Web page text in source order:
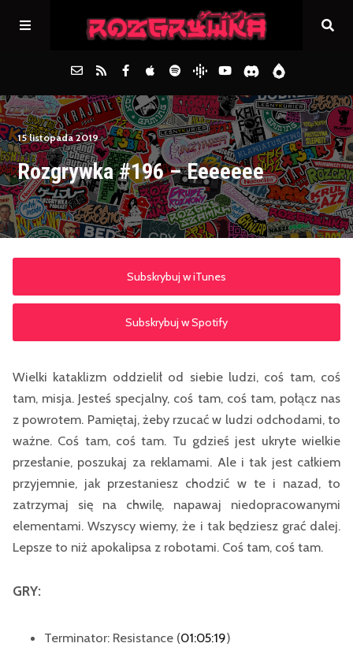
Główna
Archiwum
FAQs
15 listopada 2019
Rozgrywka #196 – Eeeeeee
Subskrybuj w iTunes
Subskrybuj w Spotify
Wielki kataklizm oddzielił od siebie ludzi, coś tam, coś
tam, misja. Jesteś specjalny, coś tam, coś tam, połącz nas
z powrotem. Pamiętaj, żeby rzucać w ludzi odchodami, to
ważne. Coś tam, coś tam. Tu gdzieś jest ukryte wielkie
przesłanie, poszukaj za reklamami. Ale i tak jest całkiem
przyjemnie, jak przestaniesz chodzić w te i nazad, to
zatrzymaj się na chwilę, napawaj niedopracowanymi
elementami. Wszyscy wiemy, że i tak będziesz grać dalej.
Lepsze to niż apokalipsa z robotami. Coś tam, coś tam.
GRY:
Terminator: Resistance (01:05:19)